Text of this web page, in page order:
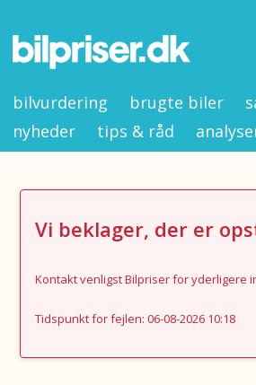
bilvurdering brugte biler
nyheder
tips & råd
Vi beklager, der er
Kontakt venligst Bilpriser for yderligere
Tidspunkt for fejlen: 06-08-2026 10:18